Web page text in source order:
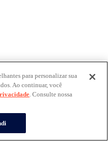
para personalizar sua
Ao continuar, você
. Consulte nossa